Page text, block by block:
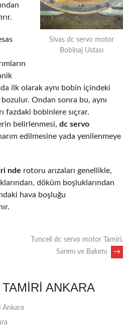
Sivas dc servo motor
Bobinaj Ustası
ilk olarak aynı bobin içindeki
Ondan sonra bu, aynı
fazdaki bobinlere sıçrar.
belirlenmesi, dc servo
edilmesine yada yenilenmeye
nde rotoru arızaları genellikle,
döküm boşluklarından
hava boşluğu
Tunceli dc servo motor Tamiri,
Sarımı ve Bakımı
→
ANKARA
Ankara